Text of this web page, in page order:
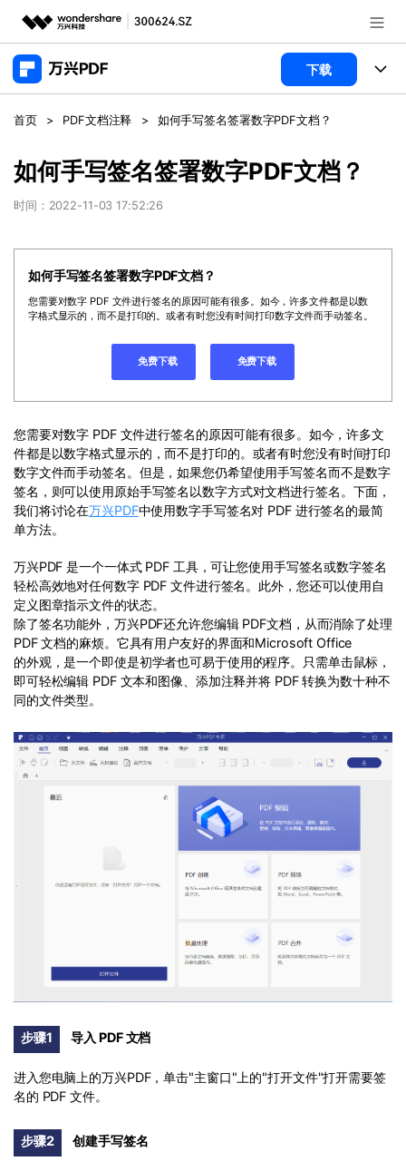
推荐产品
政企服务
新闻中心
关于万兴
加入我们
客服热线： 4000-300624
下载
产品
桌面端
万兴PDF Windows版
移动端
万兴PDF 安卓版
万兴PDF SDK
申请试用
功能
PDF新功能
PDF转换器
PDF签名
PDF批量工具
PDF提取页面
PDF表格
PDF页面调整
PDF文件创建
PDF注释
商业合作
学校&教育
企业采购
帮助中心
用户指南
产品信息
更新日志
下载中心
产品资讯
02.转换PDF
03.编辑PDF
查看更多 >
免费下载
免费下载 立即购买
首页 > PDF文档注释 > 如何手写签名签署数字PDF文档？
如何手写签名签署数字PDF文档？
时间：2022-11-03 17:52:26
如何手写签名签署数字PDF文档？
您需要对数字 PDF 文件进行签名的原因可能有很多。如今，许多文件都是以数
字格式显示的，而不是打印的。或者有时您没有时间打印数字文件而手动签名。
免费下载 免费下载
您需要对数字 PDF 文件进行签名的原因可能有很多。如今，许多文
件都是以数字格式显示的，而不是打印的。或者有时您没有时间打印
数字文件而手动签名。但是，如果您仍希望使用手写签名而不是数字
签名，则可以使用原始手写签名以数字方式对文档进行签名。下面，
我们将讨论在万兴PDF中使用数字手写签名对 PDF 进行签名的最简
单方法。
万兴PDF 是一个一体式 PDF 工具，可让您使用手写签名或数字签名
轻松高效地对任何数字 PDF 文件进行签名。此外，您还可以使用自
定义图章指示文件的状态。
除了签名功能外，万兴PDF还允许您编辑 PDF文档，从而消除了处理
PDF 文档的麻烦。它具有用户友好的界面和Microsoft Office
的外观，是一个即使是初学者也可易于使用的程序。只需单击鼠标，
即可轻松编辑 PDF 文本和图像、添加注释并将 PDF 转换为数十种不
同的文件类型。
步骤1 导入 PDF 文档
进入您电脑上的万兴PDF，单击"主窗口"上的"打开文件"打开需要签
名的 PDF 文件。
步骤2 创建手写签名